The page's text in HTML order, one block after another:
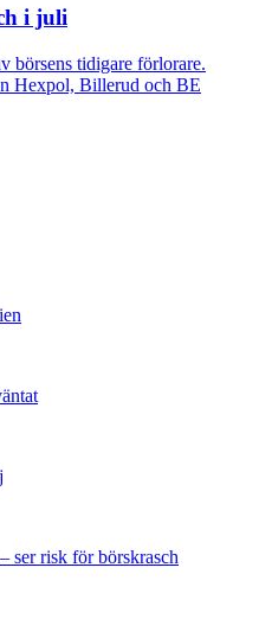
i juli
börsens tidigare förlorare.
Hexpol, Billerud och BE
ser risk för börskrasch